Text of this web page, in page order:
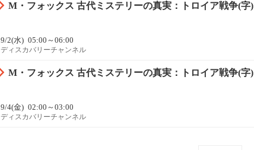
M・フォックス 古代ミステリーの真実：トロイア戦争(字)
9/2(水) 05:00～06:00
ディスカバリーチャンネル
M・フォックス 古代ミステリーの真実：トロイア戦争(字)
9/4(金) 02:00～03:00
ディスカバリーチャンネル